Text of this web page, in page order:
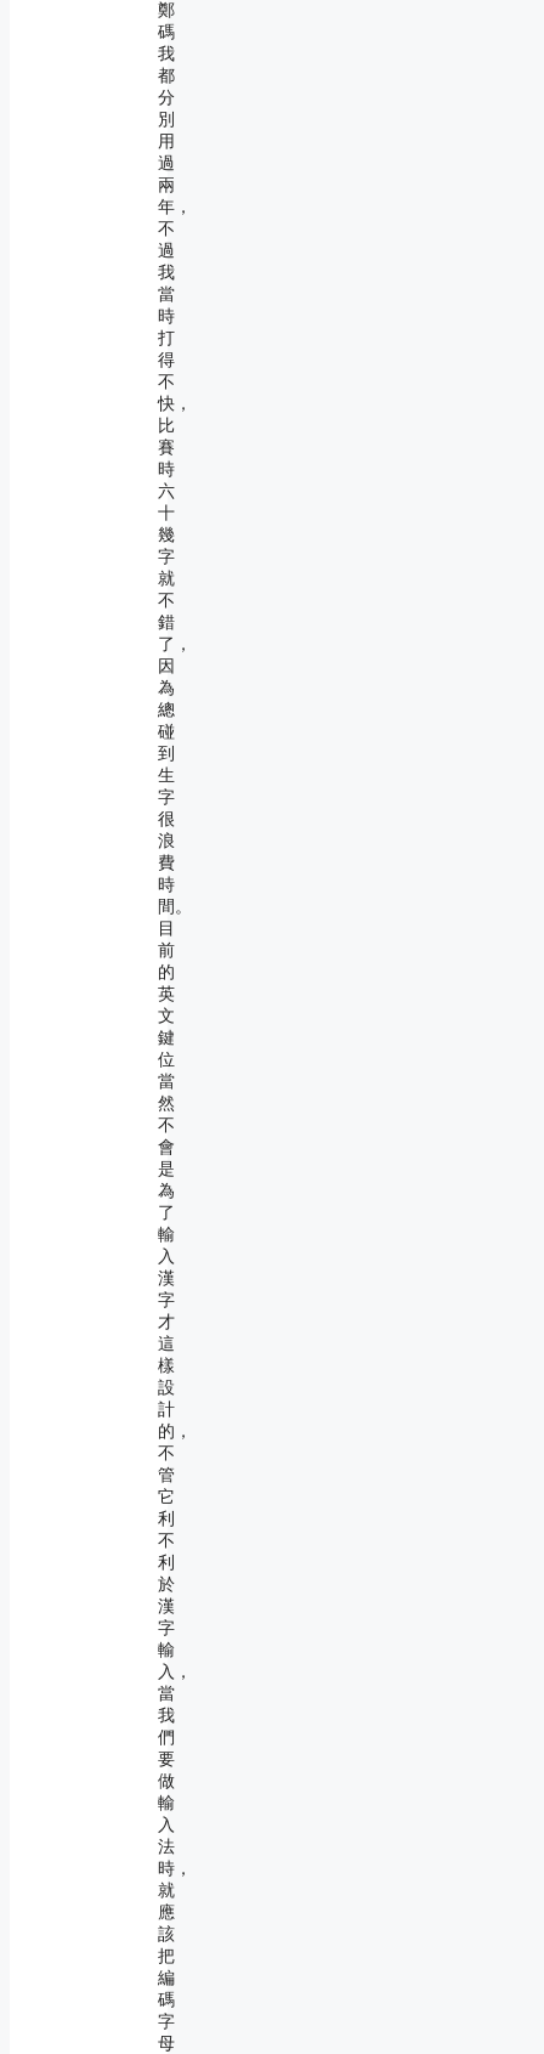
鄭
碼
我
都
分
別
用
過
兩
年，
不
過
我
當
時
打
得
不
快，
比
賽
時
六
十
幾
字
就
不
錯
了，
因
為
總
碰
到
生
字
很
浪
費
時
間。
目
前
的
英
文
鍵
位
當
然
不
會
是
為
了
輸
入
漢
字
才
這
樣
設
計
的，
不
管
它
利
不
利
於
漢
字
輸
入，
當
我
們
要
做
輸
入
法
時，
就
應
該
把
編
碼
字
母